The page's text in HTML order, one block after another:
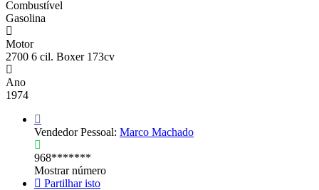
Combustível
Gasolina
Motor
2700 6 cil. Boxer 173cv
Ano
1974
Vendedor Pessoal: Marco Machado
968*******
Mostrar número
Partilhar isto